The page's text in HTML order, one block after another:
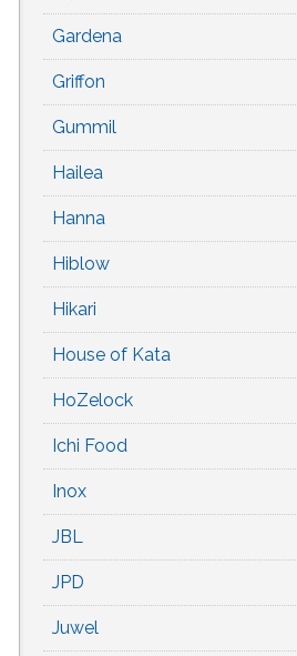
Gardena
Griffon
Gummil
Hailea
Hanna
Hiblow
Hikari
House of Kata
HoZelock
Ichi Food
Inox
JBL
JPD
Juwel